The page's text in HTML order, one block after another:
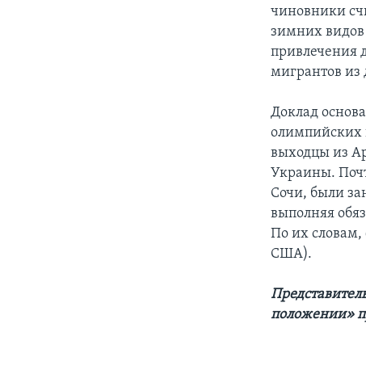
чиновники
зимних видов
привлечения
мигрантов из
Доклад
олимпийских
выходцы из
Украины.
Сочи, были
выполняя
По их словам,
США).
положении»